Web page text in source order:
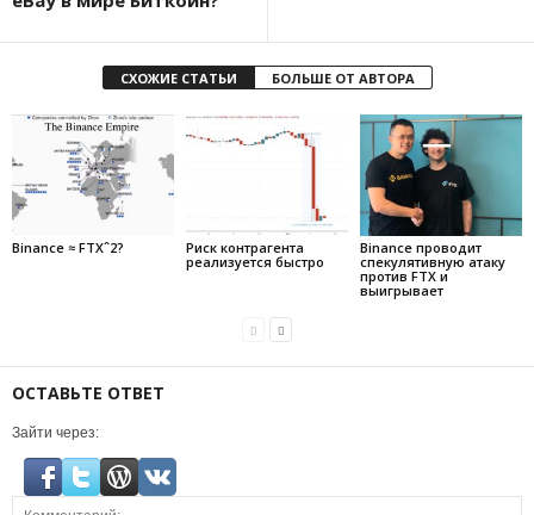
СХОЖИЕ СТАТЬИ БОЛЬШЕ ОТ АВТОРА
Binance ≈ FTXˆ2?
Риск контрагента
реализуется быстро
Binance проводит
спекулятивную атаку
против FTX и
выигрывает
ОСТАВЬТЕ ОТВЕТ
Зайти через: